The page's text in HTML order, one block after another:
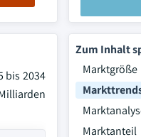
bis 2034
Zum Inhalt
Marktgröße
Marktanteil